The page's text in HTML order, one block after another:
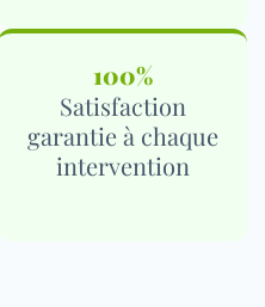
100%
Satisfaction
garantie à chaque
intervention